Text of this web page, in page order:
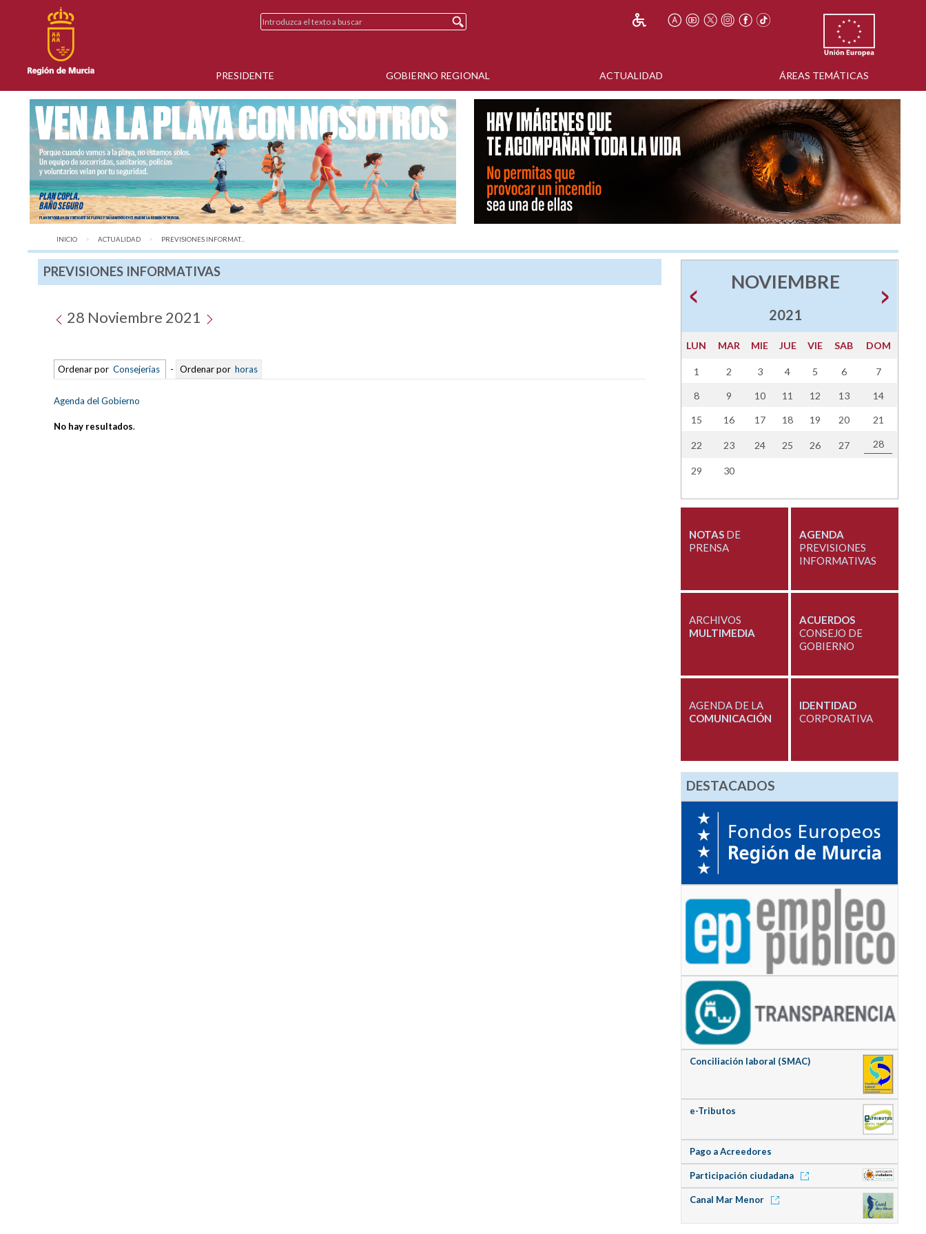
PRESIDENTE GOBIERNO REGIONAL ACTUALIDAD ÁREAS TEMÁTICAS
INICIO ACTUALIDAD AQUÍ:
PREVISIONES INFORMAT...
PREVISIONES INFORMATIVAS
28 Noviembre 2021
Ordenar por Consejerías - Ordenar por horas
Agenda del Gobierno
No hay resultados.
NOVIEMBRE
2021
LUN MAR MIE JUE VIE SAB DOM
1 2 3 4 5 6 7
8 9 10 11 12 13 14
15 16 17 18 19 20 21
22 23 24 25 26 27 28
29 30
NOTASDE
PRENSA
AGENDA
PREVISIONES
INFORMATIVAS
ARCHIVOS
MULTIMEDIA
ACUERDOS
CONSEJO DE
GOBIERNO
AGENDA DE LA
COMUNICACIÓN
IDENTIDAD
CORPORATIVA
DESTACADOS
Conciliación laboral (SMAC)
e-Tributos
Pago a Acreedores
Participación ciudadana
Canal Mar Menor